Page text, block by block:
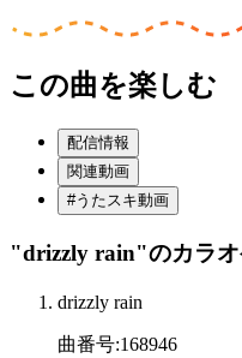
この曲を楽しむ
配信情報
関連動画
#うたスキ動画
"drizzly rain"のカラ
drizzly rain
曲番号:168946